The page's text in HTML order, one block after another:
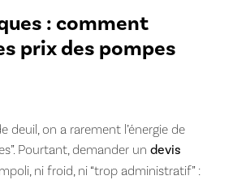
: comment
prix des pompes
deuil, on a rarement l’énergie de
Pourtant, demander un devis
ni froid, ni “trop administratif” :